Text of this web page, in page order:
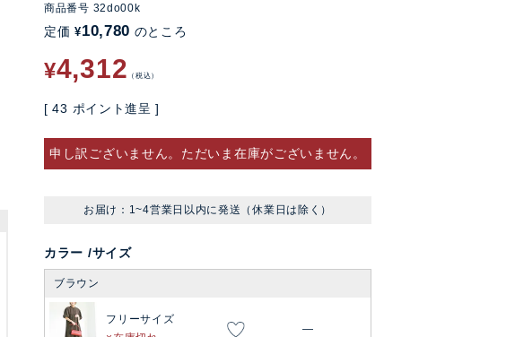
商品番号 32do00k
定価 ¥10,780 のところ
¥4,312 税込
[ 43 ポイント進呈 ]
申し訳ございません。ただいま在庫がございません。
お届け：1~4営業日以内に発送（休業日は除く）
カラー サイズ
ブラウン
フリーサイズ
—